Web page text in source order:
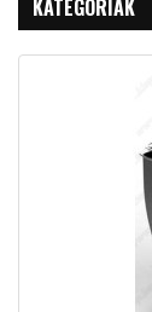
KATEGÓRIÁK